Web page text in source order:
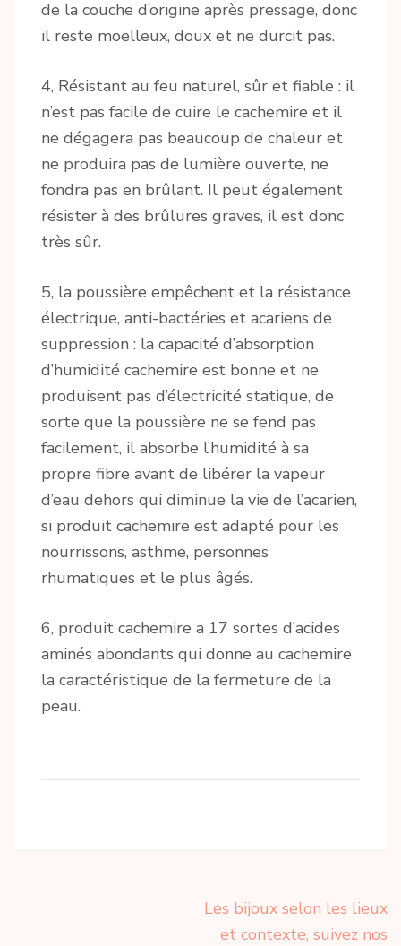
de la couche d’origine après pressage, donc
il reste moelleux, doux et ne durcit pas.
4, Résistant au feu naturel, sûr et fiable : il
n’est pas facile de cuire le cachemire et il
ne dégagera pas beaucoup de chaleur et
ne produira pas de lumière ouverte, ne
fondra pas en brûlant. Il peut également
résister à des brûlures graves, il est donc
très sûr.
5, la poussière empêchent et la résistance
électrique, anti-bactéries et acariens de
suppression : la capacité d’absorption
d’humidité cachemire est bonne et ne
produisent pas d’électricité statique, de
sorte que la poussière ne se fend pas
facilement, il absorbe l’humidité à sa
propre fibre avant de libérer la vapeur
d’eau dehors qui diminue la vie de l’acarien,
si produit cachemire est adapté pour les
nourrissons, asthme, personnes
rhumatiques et le plus âgés.
6, produit cachemire a 17 sortes d’acides
aminés abondants qui donne au cachemire
la caractéristique de la fermeture de la
peau.
Les bijoux selon les lieux
et contexte, suivez nos